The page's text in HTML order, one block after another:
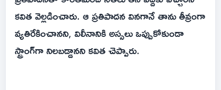
కవిత వెల్లడించారు. ఆ ప్రతిపాదన వినగానే తాను తీవ్రంగా
వ్యతిరేకించానని, విలీనానికి అస్సలు ఒప్పుకోకుండా
స్ట్రాంగ్‌గా నిలబడ్డానని కవిత చెప్పారు.